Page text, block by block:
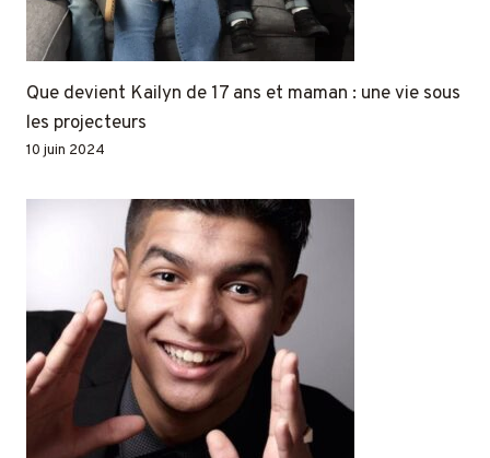
Que devient Kailyn de 17 ans et maman : une vie sous
les projecteurs
10 juin 2024